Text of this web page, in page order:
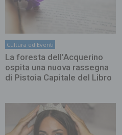
Cultura ed Eventi
La foresta dell’Acquerino
ospita una nuova rassegna
di Pistoia Capitale del Libro